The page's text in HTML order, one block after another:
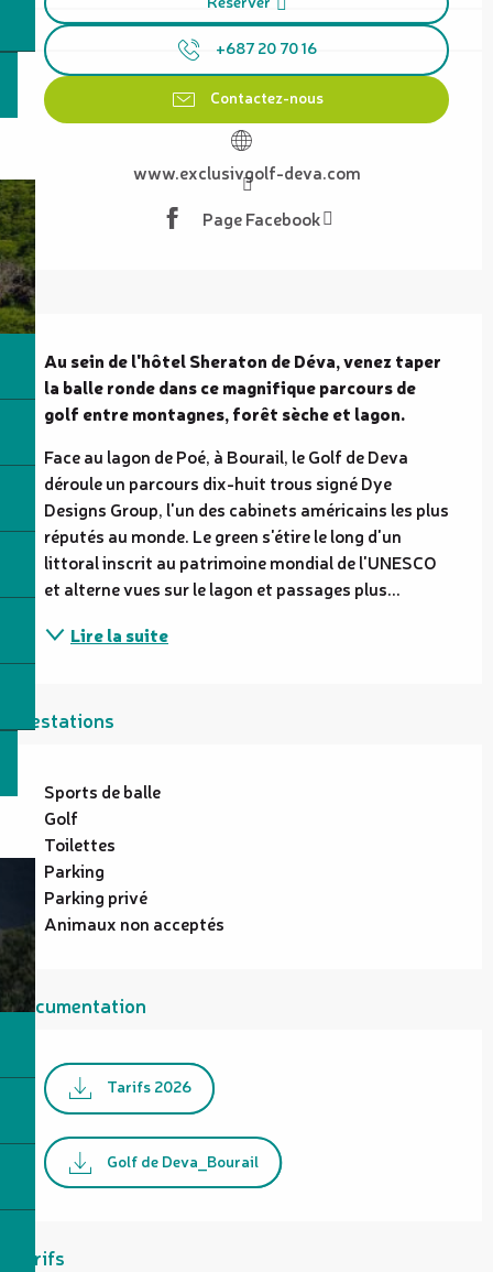
+687 20 70 16
Contactez-nous
www.exclusivgolf-deva.com
Page Facebook
Description
Au sein de l'hôtel Sheraton de Déva, venez taper
la balle ronde dans ce magnifique parcours de
golf entre montagnes, forêt sèche et lagon.
Face au lagon de Poé, à Bourail, le Golf de Deva
déroule un parcours dix-huit trous signé Dye
Designs Group, l'un des cabinets américains les plus
réputés au monde. Le green s'étire le long d'un
littoral inscrit au patrimoine mondial de l'UNESCO
et alterne vues sur le lagon et passages plus...
Lire la suite
Prestations
Sports de balle
Golf
Toilettes
Parking
Parking privé
Animaux non acceptés
Documentation
Tarifs 2026
Golf de Deva_Bourail
Tarifs